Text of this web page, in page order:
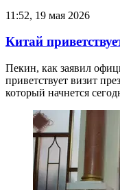
11:52, 19 мая 2026
Китай
Пекин, как заявил
приветствует визит
который начнется